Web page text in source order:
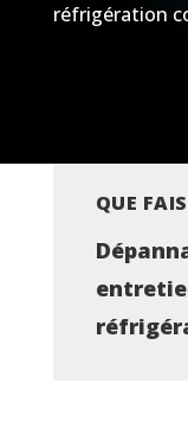
réfrigération
QUE